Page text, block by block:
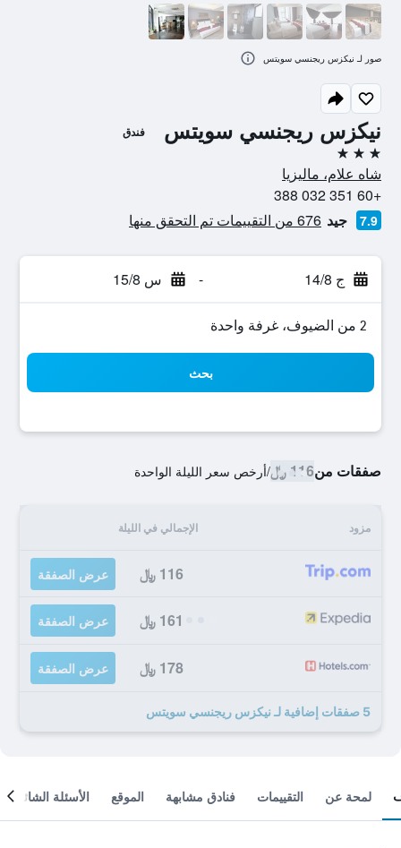
نيكزس ريجنسي سويتس فندق
3 نجوم
شاه علام، ماليزيا
+60 351 032 388
7.9 جيد 676 من التقييمات تم التحقق منها
ج 14/8 - س 15/8
2 من الضيوف، غرفة واحدة
بحث
صفقات من116 ﷼ /أرخص سعر الليلة الواحدة
مزود الإجمالي في الليلة
116 ﷼ عرض الصفقة
161 ﷼ عرض الصفقة
178 ﷼ عرض الصفقة
5 صفقات إضافية لـ نيكزس ريجنسي سويتس
صور لـ نيكزس ريجنسي سويتس
لمحة عن التقييمات فنادق مشابهة الموقع الأسئلة الشائعة